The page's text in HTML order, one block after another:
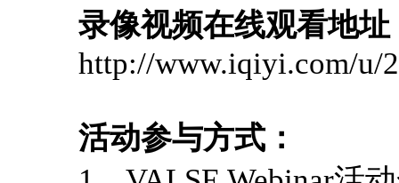
录像视频在线观看地址
http://www.iqiyi.com/u/
活动参与方式：